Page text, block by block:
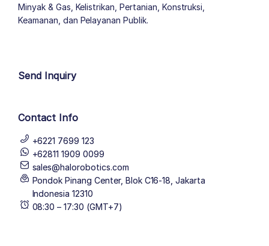
Minyak & Gas, Kelistrikan, Pertanian, Konstruksi,
Keamanan, dan Pelayanan Publik.
Send Inquiry
Contact Info
+6221 7699 123
+62811 1909 0099
sales@halorobotics.com
Pondok Pinang Center, Blok C16-18, Jakarta
Indonesia 12310
08:30 – 17:30 (GMT+7)